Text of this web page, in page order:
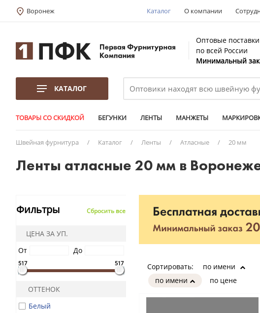
Воронеж Каталог О компании
Оптовые
по всей России
Минимальный
КАТАЛОГ
ТОВАРЫ СО СКИДКОЙ БЕГУНКИ ЛЕНТЫ МАНЖЕТЫ
Швейная фурнитура / Каталог / Ленты / Атласные / 20 мм
Ленты атласные 20 мм в
Фильтры Сбросить все
ЦЕНА ЗА УП.
От
До
517 517
ОТТЕНОК
Белый
Сортировать:
по имени
по цене
по имени